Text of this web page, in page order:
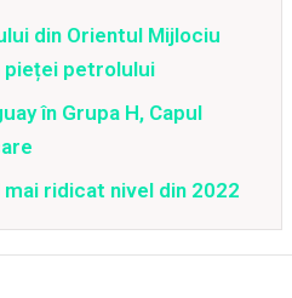
din Orientul Mijlociu
pieței petrolului
în Grupa H, Capul
ridicat nivel din 2022